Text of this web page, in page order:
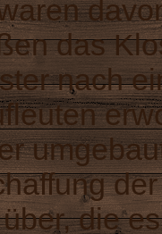
das
nach
die